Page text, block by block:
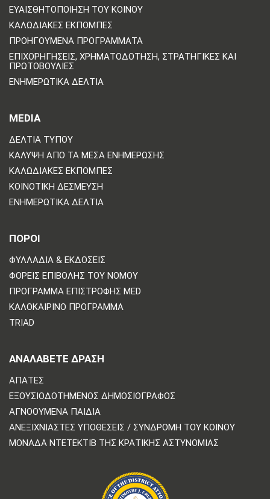
ΕΥΑΙΣΘΗΤΟΠΟΊΗΣΗ ΤΟΥ ΚΟΙΝΟΎ
ΚΑΛΩΔΙΑΚΈΣ ΕΚΠΟΜΠΈΣ
ΠΡΟΗΓΟΎΜΕΝΑ ΠΡΟΓΡΆΜΜΑΤΑ
ΕΠΙΧΟΡΗΓΉΣΕΙΣ, ΧΡΗΜΑΤΟΔΌΤΗΣΗ, ΣΤΡΑΤΗΓΙΚΈΣ ΚΑΙ
ΠΡΩΤΟΒΟΥΛΊΕΣ
ΕΝΗΜΕΡΩΤΙΚΆ ΔΕΛΤΊΑ
MEDIA
ΔΕΛΤΊΑ ΤΎΠΟΥ
ΚΆΛΥΨΗ ΑΠΌ ΤΑ ΜΈΣΑ ΕΝΗΜΈΡΩΣΗΣ
ΚΑΛΩΔΙΑΚΈΣ ΕΚΠΟΜΠΈΣ
ΚΟΙΝΟΤΙΚΉ ΔΈΣΜΕΥΣΗ
ΕΝΗΜΕΡΩΤΙΚΆ ΔΕΛΤΊΑ
ΠΟΡΟΙ
ΦΥΛΛΆΔΙΑ & ΕΚΔΌΣΕΙΣ
ΦΟΡΕΊΣ ΕΠΙΒΟΛΉΣ ΤΟΥ ΝΌΜΟΥ
ΠΡΌΓΡΑΜΜΑ ΕΠΙΣΤΡΟΦΉΣ MED
ΚΑΛΟΚΑΙΡΙΝΌ ΠΡΌΓΡΑΜΜΑ
TRIAD
ΑΝΑΛΆΒΕΤΕ ΔΡΆΣΗ
ΑΠΆΤΕΣ
ΕΞΟΥΣΙΟΔΟΤΗΜΈΝΟΣ ΔΗΜΟΣΙΟΓΡΆΦΟΣ
ΑΓΝΟΟΎΜΕΝΑ ΠΑΙΔΙΆ
ΑΝΕΞΙΧΝΊΑΣΤΕΣ ΥΠΟΘΈΣΕΙΣ / ΣΥΝΔΡΟΜΉ ΤΟΥ ΚΟΙΝΟΎ
ΜΟΝΆΔΑ ΝΤΕΤΈΚΤΙΒ ΤΗΣ ΚΡΑΤΙΚΉΣ ΑΣΤΥΝΟΜΊΑΣ